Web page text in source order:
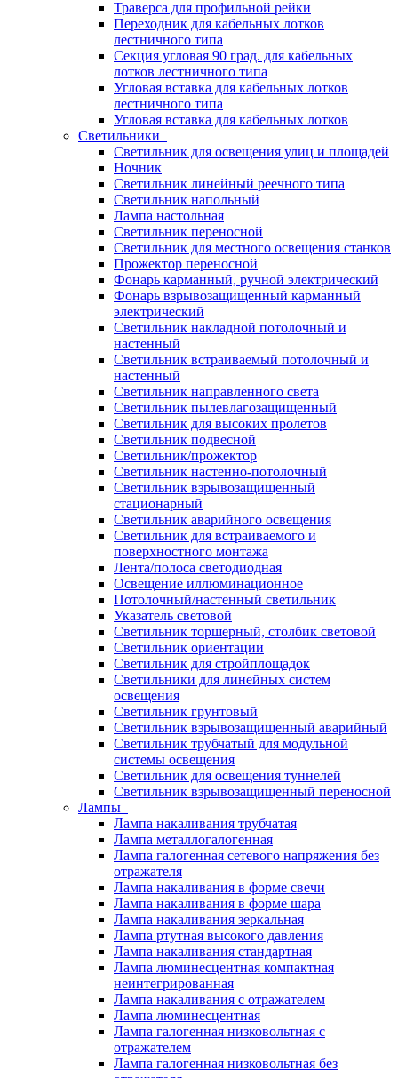
Траверса для профильной рейки
Переходник для кабельных лотков
лестничного типа
Секция угловая 90 град. для кабельных
лотков лестничного типа
Угловая вставка для кабельных лотков
лестничного типа
Угловая вставка для кабельных лотков
Светильники
Светильник для освещения улиц и площадей
Ночник
Светильник линейный реечного типа
Светильник напольный
Лампа настольная
Светильник переносной
Светильник для местного освещения станков
Прожектор переносной
Фонарь карманный, ручной электрический
Фонарь взрывозащищенный карманный
электрический
Светильник накладной потолочный и
настенный
Светильник встраиваемый потолочный и
настенный
Светильник направленного света
Светильник пылевлагозащищенный
Светильник для высоких пролетов
Светильник подвесной
Светильник/прожектор
Светильник настенно-потолочный
Светильник взрывозащищенный
стационарный
Светильник аварийного освещения
Светильник для встраиваемого и
поверхностного монтажа
Лента/полоса светодиодная
Освещение иллюминационное
Потолочный/настенный светильник
Указатель световой
Светильник торшерный, столбик световой
Светильник ориентации
Светильник для стройплощадок
Светильники для линейных систем
освещения
Светильник грунтовый
Светильник взрывозащищенный аварийный
Светильник трубчатый для модульной
системы освещения
Светильник для освещения туннелей
Светильник взрывозащищенный переносной
Лампы
Лампа накаливания трубчатая
Лампа металлогалогенная
Лампа галогенная сетевого напряжения без
отражателя
Лампа накаливания в форме свечи
Лампа накаливания в форме шара
Лампа накаливания зеркальная
Лампа ртутная высокого давления
Лампа накаливания стандартная
Лампа люминесцентная компактная
неинтегрированная
Лампа накаливания с отражателем
Лампа люминесцентная
Лампа галогенная низковольтная с
отражателем
Лампа галогенная низковольтная без